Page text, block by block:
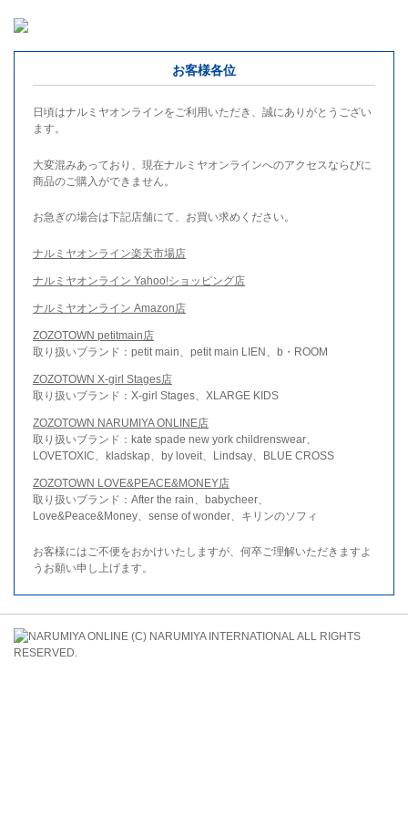
お客様各位
日頃はナルミヤオンラインをご利用いただき、誠にありがとうござい
ます。
大変混みあっており、現在ナルミヤオンラインへのアクセスならびに
商品のご購入ができません。
お急ぎの場合は下記店舗にて、お買い求めください。
ナルミヤオンライン楽天市場店
ナルミヤオンライン Yahoo!ショッピング店
ナルミヤオンライン Amazon店
ZOZOTOWN petitmain店
取り扱いブランド：petit main、petit main LIEN、b・ROOM
ZOZOTOWN X-girl Stages店
取り扱いブランド：X-girl Stages、XLARGE KIDS
ZOZOTOWN NARUMIYA ONLINE店
取り扱いブランド：kate spade new york childrenswear、
LOVETOXIC、kladskap、by loveit、Lindsay、BLUE CROSS
ZOZOTOWN LOVE&PEACE&MONEY店
取り扱いブランド：After the rain、babycheer、
Love&Peace&Money、sense of wonder、キリンのソフィ
お客様にはご不便をおかけいたしますが、何卒ご理解いただきますよ
うお願い申し上げます。